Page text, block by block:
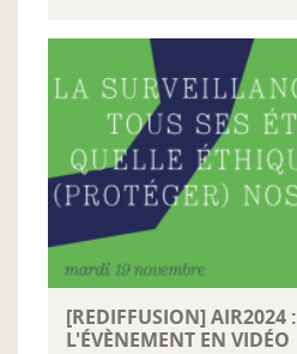
[REDIFFUSION] AIR2024
L'ÉVÈNEMENT EN VIDÉO